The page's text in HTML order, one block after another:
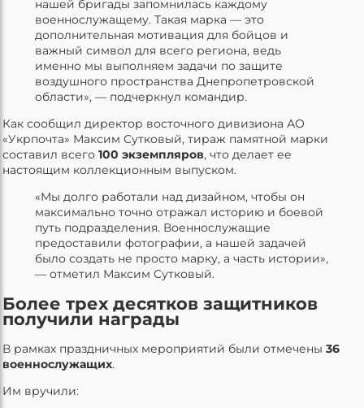
нашей бригады запомнилась каждому
военнослужащему. Такая марка — это
дополнительная мотивация для бойцов и
важный символ для всего региона, ведь
именно мы выполняем задачи по защите
воздушного пространства Днепропетровской
области», — подчеркнул командир.
Как сообщил директор восточного дивизиона АО
«Укрпочта» Максим Сутковый, тираж памятной марки
составил всего 100 экземпляров, что делает ее
настоящим коллекционным выпуском.
«Мы долго работали над дизайном, чтобы он
максимально точно отражал историю и боевой
путь подразделения. Военнослужащие
предоставили фотографии, а нашей задачей
было создать не просто марку, а часть истории»,
— отметил Максим Сутковый.
Более трех десятков защитников
получили награды
В рамках праздничных мероприятий были отмечены 36
военнослужащих.
Им вручили: